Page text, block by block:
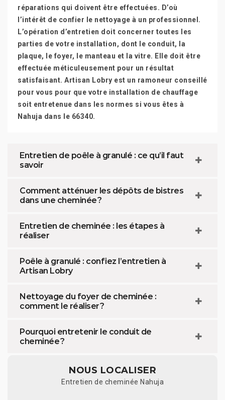
réparations qui doivent être effectuées. D’où
l’intérêt de confier le nettoyage à un professionnel.
L’opération d’entretien doit concerner toutes les
parties de votre installation, dont le conduit, la
plaque, le foyer, le manteau et la vitre. Elle doit être
effectuée méticuleusement pour un résultat
satisfaisant. Artisan Lobry est un ramoneur conseillé
pour vous pour que votre installation de chauffage
soit entretenue dans les normes si vous êtes à
Nahuja dans le 66340.
Entretien de poêle à granulé : ce qu’il faut
savoir
Comment atténuer les dépôts de bistres
dans une cheminée ?
Entretien de cheminée : les étapes à
réaliser
Poêle à granulé : confiez l’entretien à
Artisan Lobry
Nettoyage du foyer de cheminée :
comment le réaliser ?
Pourquoi entretenir le conduit de
cheminée ?
NOUS LOCALISER
Entretien de cheminée Nahuja